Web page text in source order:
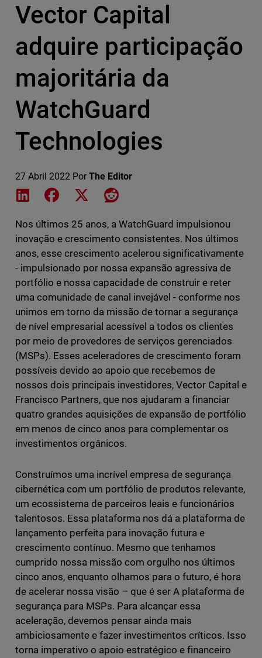
Vector Capital
adquire participação
majoritária da
WatchGuard
Technologies
27 Abril 2022 Por The Editor
Share on LinkedIn
Share on Facebook
Share on XShare on Reddit
Nos últimos 25 anos, a WatchGuard impulsionou
inovação e crescimento consistentes. Nos últimos
anos, esse crescimento acelerou significativamente
- impulsionado por nossa expansão agressiva de
portfólio e nossa capacidade de construir e reter
uma comunidade de canal invejável - conforme nos
unimos em torno da missão de tornar a segurança
de nível empresarial acessível a todos os clientes
por meio de provedores de serviços gerenciados
(MSPs). Esses aceleradores de crescimento foram
possíveis devido ao apoio que recebemos de
nossos dois principais investidores, Vector Capital e
Francisco Partners, que nos ajudaram a financiar
quatro grandes aquisições de expansão de portfólio
em menos de cinco anos para complementar os
investimentos orgânicos.
Construímos uma incrível empresa de segurança
cibernética com um portfólio de produtos relevante,
um ecossistema de parceiros leais e funcionários
talentosos. Essa plataforma nos dá a plataforma de
lançamento perfeita para inovação futura e
crescimento contínuo. Mesmo que tenhamos
cumprido nossa missão com orgulho nos últimos
cinco anos, enquanto olhamos para o futuro, é hora
de acelerar nossa visão – que é ser A plataforma de
segurança para MSPs. Para alcançar essa
aceleração, devemos pensar ainda mais
ambiciosamente e fazer investimentos críticos. Isso
torna imperativo o apoio estratégico e financeiro